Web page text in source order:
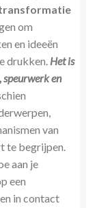
om
en ideeën
drukken. Het is
speurwerk en
van
te begrijpen.
aan je
een
in contact